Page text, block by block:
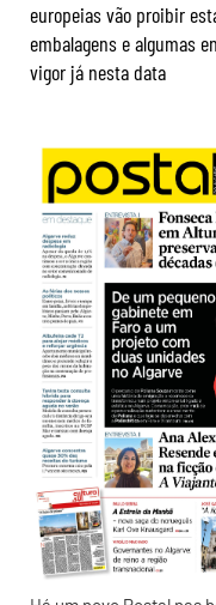
europeias vão proibir
embalagens e algumas
vigor já nesta data